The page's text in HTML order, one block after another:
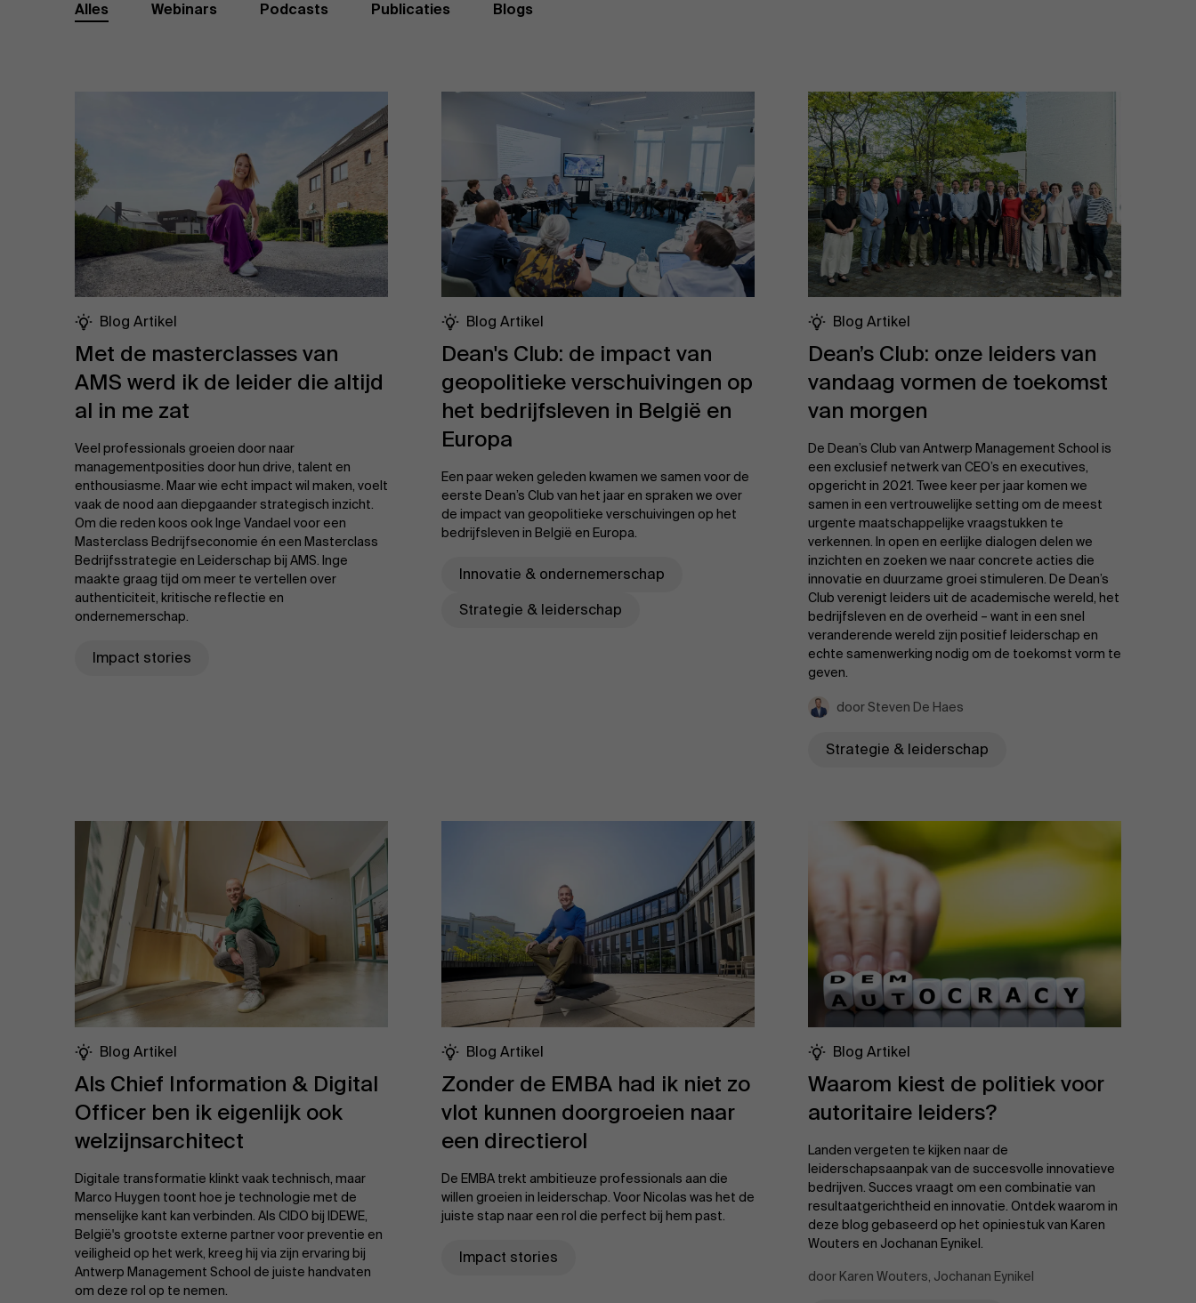
Supply Chain
Sustainable Transformation
Over Antwerp Management School
Duurzaamheid op AMS
Partners
Alles Webinars Podcasts Publicaties Blogs
Blog Artikel
Met de masterclasses van
AMS werd ik de leider die altijd
al in me zat
Veel professionals groeien door naar
managementposities door hun drive, talent en
enthousiasme. Maar wie echt impact wil maken, voelt
vaak de nood aan diepgaander strategisch inzicht.
Om die reden koos ook Inge Vandael voor een
Masterclass Bedrijfseconomie én een Masterclass
Bedrijfsstrategie en Leiderschap bij AMS. Inge
maakte graag tijd om meer te vertellen over
authenticiteit, kritische reflectie en
ondernemerschap.
Impact stories
Blog Artikel
Dean's Club: de impact van
geopolitieke verschuivingen op
het bedrijfsleven in België en
Europa
Een paar weken geleden kwamen we samen voor de
eerste Dean’s Club van het jaar en spraken we over
de impact van geopolitieke verschuivingen op het
bedrijfsleven in België en Europa.
Innovatie & ondernemerschap
Strategie & leiderschap
Blog Artikel
Dean’s Club: onze leiders van
vandaag vormen de toekomst
van morgen
De Dean’s Club van Antwerp Management School is
een exclusief netwerk van CEO’s en executives,
opgericht in 2021. Twee keer per jaar komen we
samen in een vertrouwelijke setting om de meest
urgente maatschappelijke vraagstukken te
verkennen. In open en eerlijke dialogen delen we
inzichten en zoeken we naar concrete acties die
innovatie en duurzame groei stimuleren. De Dean’s
Club verenigt leiders uit de academische wereld, het
bedrijfsleven en de overheid – want in een snel
veranderende wereld zijn positief leiderschap en
echte samenwerking nodig om de toekomst vorm te
geven.
door Steven De Haes
Strategie & leiderschap
Blog Artikel
Als Chief Information & Digital
Officer ben ik eigenlijk ook
welzijnsarchitect
Digitale transformatie klinkt vaak technisch, maar
Marco Huygen toont hoe je technologie met de
menselijke kant kan verbinden. Als CIDO bij IDEWE,
België's grootste externe partner voor preventie en
veiligheid op het werk, kreeg hij via zijn ervaring bij
Antwerp Management School de juiste handvaten
om deze rol op te nemen.
Blog Artikel
Zonder de EMBA had ik niet zo
vlot kunnen doorgroeien naar
een directierol
De EMBA trekt ambitieuze professionals aan die
willen groeien in leiderschap. Voor Nicolas was het de
juiste stap naar een rol die perfect bij hem past.
Impact stories
Blog Artikel
Waarom kiest de politiek voor
autoritaire leiders?
Landen vergeten te kijken naar de
leiderschapsaanpak van de succesvolle innovatieve
bedrijven. Succes vraagt om een combinatie van
resultaatgerichtheid en innovatie. Ontdek waarom in
deze blog gebaseerd op het opiniestuk van Karen
Wouters en Jochanan Eynikel.
door Karen Wouters, Jochanan Eynikel